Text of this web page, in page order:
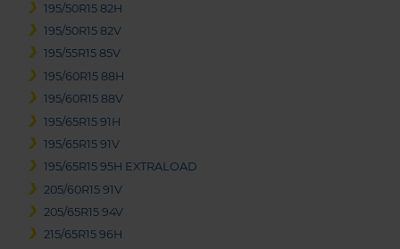
195/50R15 82H
195/50R15 82V
195/55R15 85V
195/60R15 88H
195/60R15 88V
195/65R15 91H
195/65R15 91V
195/65R15 95H EXTRALOAD
205/60R15 91V
205/65R15 94V
215/65R15 96H